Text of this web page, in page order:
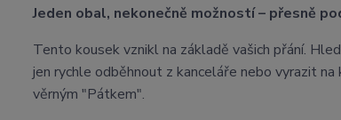
Jeden obal, nekonečně možností – přesně
Tento kousek vznikl na základě vašich přání.
jen rychle odběhnout z kanceláře nebo vyrazit
věrným "Pátkem".